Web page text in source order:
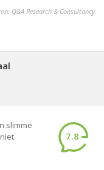
Q&A Research & Consultancy
slimme
7.8